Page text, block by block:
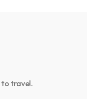
to travel.